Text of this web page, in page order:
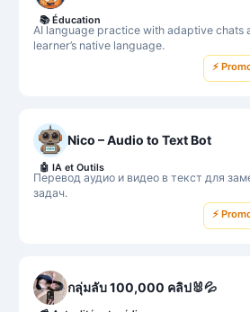
AI language practice with adaptive chats
learner’s native language.
📚 Éducation
⚡
Nico – Audio to Text Bot
Перевод аудио и видео в текст для
задач.
🤖 IA et Outils
⚡
กลุ่มลับ 100,000 คลิป🐰💦